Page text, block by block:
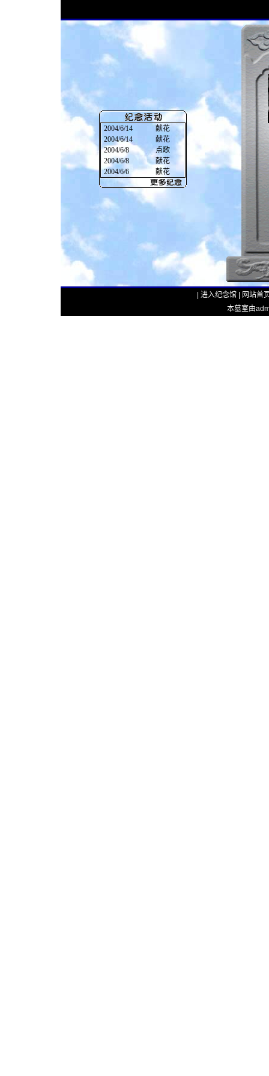
2004/6/14
献花
2004/6/14
献花
2004/6/8
点歌
2004/6/8
献花
2004/6/6
献花
进入纪念馆
网站首
本墓室由